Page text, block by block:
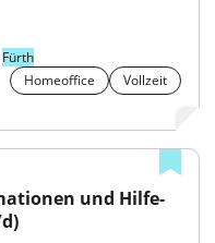
Fürth
Homeoffice
Vollzeit
und Hilfe-